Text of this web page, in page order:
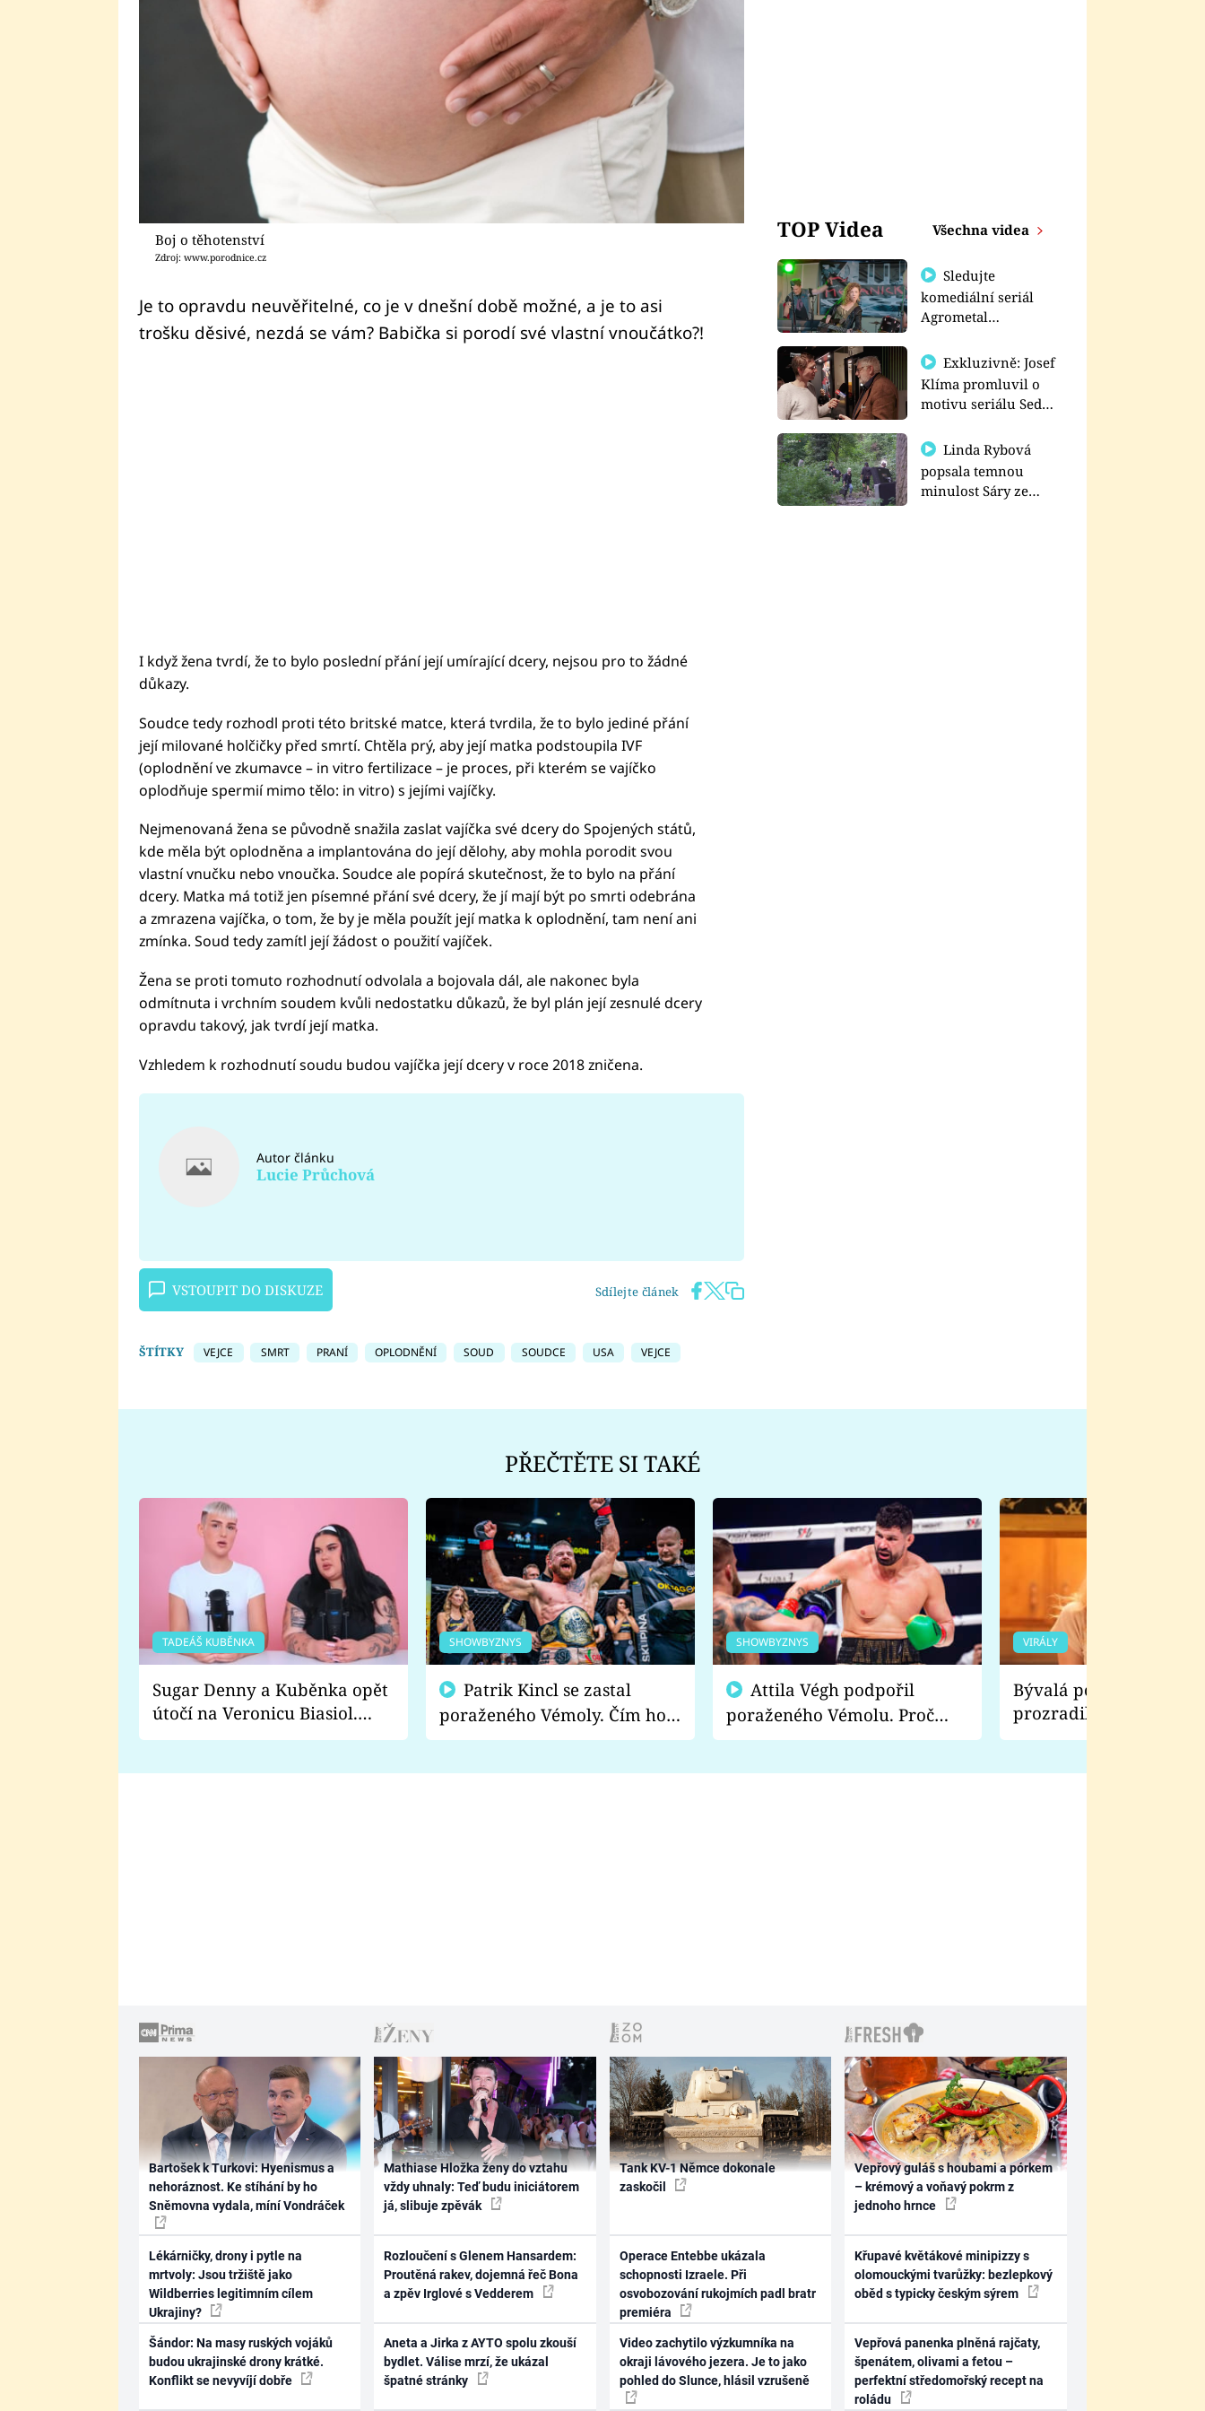
Boj o těhotenství
Zdroj: www.porodnice.cz
Je to opravdu neuvěřitelné, co je v dnešní době možné, a je to asi
trošku děsivé, nezdá se vám? Babička si porodí své vlastní vnoučátko?!
I když žena tvrdí, že to bylo poslední přání její umírající dcery, nejsou pro to žádné
důkazy.
Soudce tedy rozhodl proti této britské matce, která tvrdila, že to bylo jediné přání
její milované holčičky před smrtí. Chtěla prý, aby její matka podstoupila IVF
(oplodnění ve zkumavce – in vitro fertilizace – je proces, při kterém se vajíčko
oplodňuje spermií mimo tělo: in vitro) s jejími vajíčky.
Nejmenovaná žena se původně snažila zaslat vajíčka své dcery do Spojených států,
kde měla být oplodněna a implantována do její dělohy, aby mohla porodit svou
vlastní vnučku nebo vnoučka. Soudce ale popírá skutečnost, že to bylo na přání
dcery. Matka má totiž jen písemné přání své dcery, že jí mají být po smrti odebrána
a zmrazena vajíčka, o tom, že by je měla použít její matka k oplodnění, tam není ani
zmínka. Soud tedy zamítl její žádost o použití vajíček.
Žena se proti tomuto rozhodnutí odvolala a bojovala dál, ale nakonec byla
odmítnuta i vrchním soudem kvůli nedostatku důkazů, že byl plán její zesnulé dcery
opravdu takový, jak tvrdí její matka.
Vzhledem k rozhodnutí soudu budou vajíčka její dcery v roce 2018 zničena.
Autor článku
Lucie Průchová
VSTOUPIT DO DISKUZE Sdílejte článek
ŠTÍTKY VEJCE SMRT PRANÍ OPLODNĚNÍ SOUD SOUDCE USA VEJCE
TOP Videa Všechna videa
Sledujte
komediální seriál
Agrometal
prima+
Exkluzivně: Josef
Klíma promluvil o
motivu seriálu Sedm
Linda Rybová
popsala temnou
minulost Sáry ze
PŘEČTĚTE SI TAKÉ
TADEÁŠ KUBĚNKA
Sugar Denny a Kuběnka opět
útočí na Veronicu Biasiol.
Proč je podle nich falešná a
SHOWBYZNYS
poraženého Vémoly. Čím ho
fanoušci naštvali?
SHOWBYZNYS
poraženého Vémolu. Proč
chce raději zápasit s ním než
VIRÁLY
Bývalá pornoherečka
prozradila, co ji
natáčení Euforie.
Bartošek k Turkovi: Hyenismus a
nehoráznost. Ke stíhání by ho
Sněmovna vydala, míní Vondráček
Lékárničky, drony i pytle na
mrtvoly: Jsou tržiště jako
Wildberries legitimním cílem
Ukrajiny?
Šándor: Na masy ruských vojáků
budou ukrajinské drony krátké.
Konflikt se nevyvíjí dobře
Mathiase Hložka ženy do vztahu
vždy uhnaly: Teď budu iniciátorem
já, slibuje zpěvák
Rozloučení s Glenem Hansardem:
Proutěná rakev, dojemná řeč Bona
a zpěv Irglové s Vedderem
Aneta a Jirka z AYTO spolu zkouší
bydlet. Válise mrzí, že ukázal
špatné stránky
Tank KV-1 Němce dokonale
zaskočil
Operace Entebbe ukázala
schopnosti Izraele. Při
osvobozování rukojmích padl bratr
premiéra
Video zachytilo výzkumníka na
okraji lávového jezera. Je to jako
pohled do Slunce, hlásil vzrušeně
Vepřový guláš s houbami a pórkem
– krémový a voňavý pokrm z
jednoho hrnce
Křupavé květákové minipizzy s
olomouckými tvarůžky: bezlepkový
oběd s typicky českým sýrem
Vepřová panenka plněná rajčaty,
špenátem, olivami a fetou –
perfektní středomořský recept na
roládu